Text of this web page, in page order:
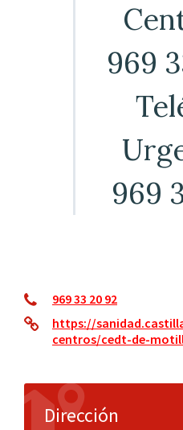
969
969
969 33 20 92
https://
centros/cedt-de-
Dirección